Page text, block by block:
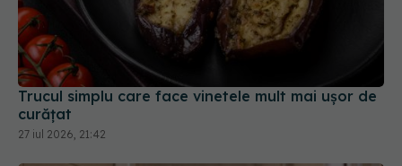
Trucul simplu care face vinetele mult mai ușor de
curățat
27 iul 2026, 21:42